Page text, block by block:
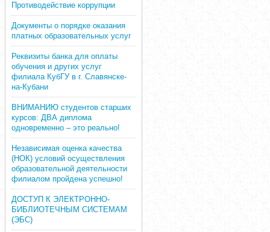
Противодействие коррупции
Документы о порядке оказания
платных образовательных услуг
Реквизиты банка для оплаты
обучения и других услуг
филиала КубГУ в г. Славянске-
на-Кубани
ВНИМАНИЮ студентов старших
курсов: ДВА диплома
одновременно – это реально!
Независимая оценка качества
(НОК) условий осуществления
образовательной деятельности
филиалом пройдена успешно!
ДОСТУП К ЭЛЕКТРОННО-
БИБЛИОТЕЧНЫМ СИСТЕМАМ
(ЭБС)